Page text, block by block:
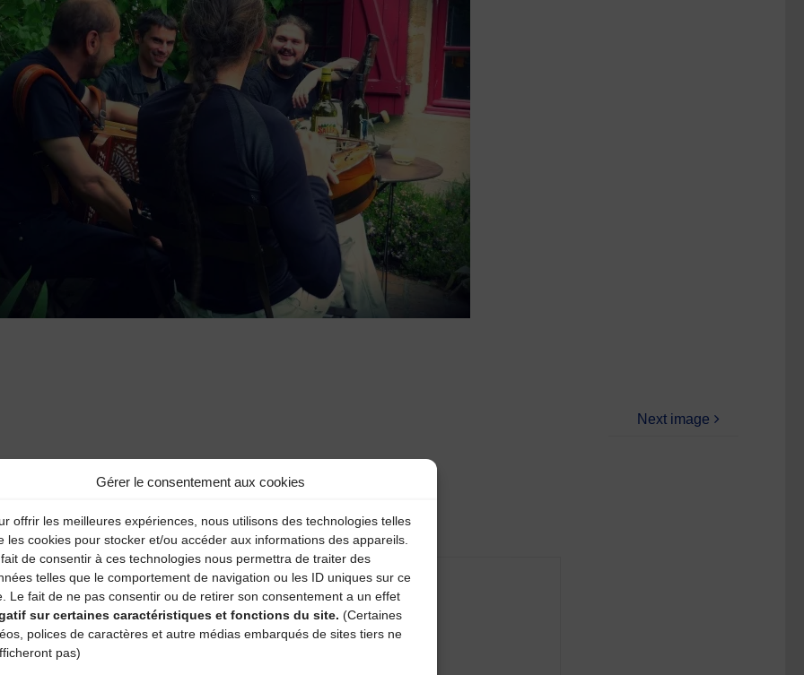
Gérer le consentement aux cookies
offrir les meilleures expériences, nous utilisons des technologies telles
les cookies pour stocker et/ou accéder aux informations des appareils.
de consentir à ces technologies nous permettra de traiter des
telles que le comportement de navigation ou les ID uniques sur ce
Le fait de ne pas consentir ou de retirer son consentement a un effet
sur certaines caractéristiques et fonctions du site. (Certaines
polices de caractères et autre médias embarqués de sites tiers ne
pas)
Next image
sont indiqués avec*